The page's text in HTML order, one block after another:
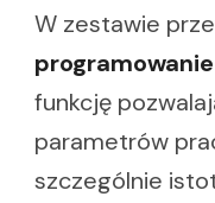
W zestawie
funkcję
parametrów
szczególnie